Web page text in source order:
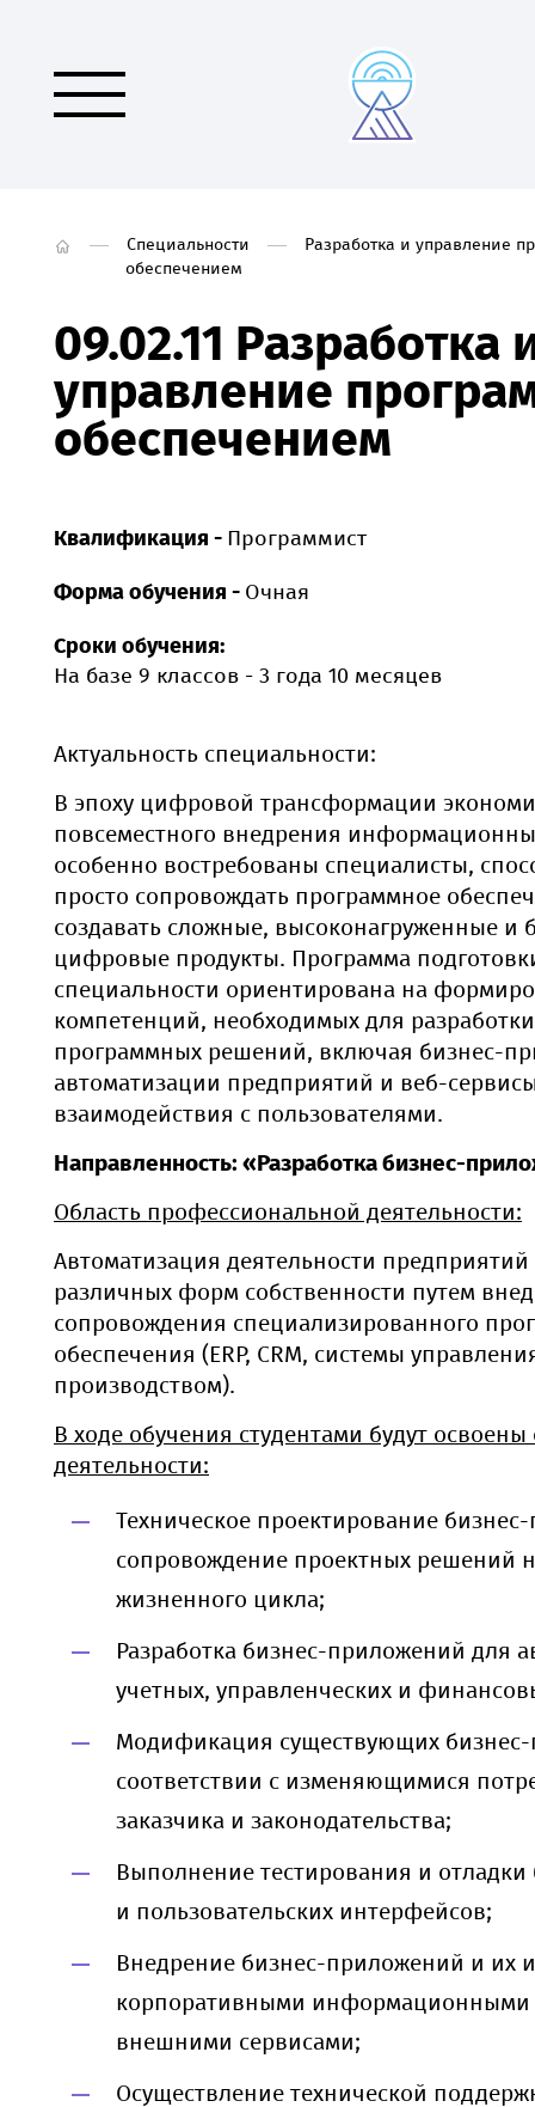
Специальности
Разработка и управление
обеспечением
09.02.11 Разработка
управление
обеспечением
Квалификация - Программист
Форма обучения - Очная
Сроки обучения:
На базе 9 классов - 3 года 10 месяцев
Актуальность специальности:
В эпоху цифровой трансформации
повсеместного внедрения
особенно востребованы специалисты,
просто сопровождать программное
создавать сложные, высоконагруженные и
цифровые продукты. Программа
специальности ориентирована на
компетенций, необходимых для
программных решений, включая бизнес-
автоматизации предприятий и веб-
взаимодействия с пользователями.
Направленность: «Разработка бизнес-
Область профессиональной деятельности:
Автоматизация деятельности
различных форм собственности путем
сопровождения специализированного
обеспечения (ERP, CRM, системы
производством).
В ходе обучения студентами будут
деятельности:
Техническое проектирование
сопровождение проектных решений
жизненного цикла;
Разработка бизнес-приложений для
учетных, управленческих и
Модификация существующих
соответствии с изменяющимися
заказчика и законодательства;
Выполнение тестирования и отладки
и пользовательских интерфейсов;
Внедрение бизнес-приложений и их
корпоративными информационными
внешними сервисами;
Осуществление технической